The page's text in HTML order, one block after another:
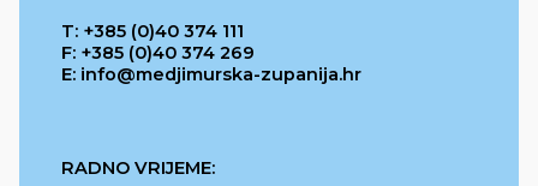
T: +385 (0)40 374 111
F: +385 (0)40 374 269
E: info@medjimurska-zupanija.hr
RADNO VRIJEME: